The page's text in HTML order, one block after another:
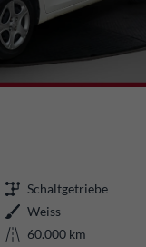
Schaltgetriebe
Weiss
60.000 km